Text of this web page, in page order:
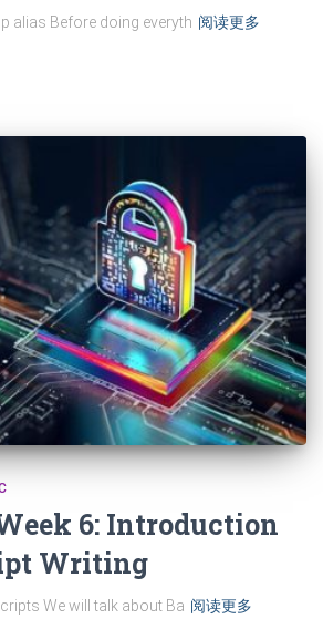
alias Before doing everyth 阅读更多
6: Introduction
Writing
We will talk about Ba 阅读更多